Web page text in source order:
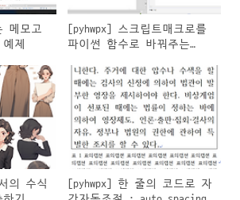
메모고
제
[pyhwpx] 스크립트매크로를
파이썬 함수로 바꿔주는
의 수식
[pyhwpx] 한 줄의 코드로 자